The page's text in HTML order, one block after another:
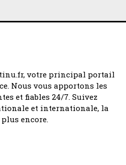
votre principal portail
Nous vous apportons les
et fiables 24/7. Suivez
et internationale, la
encore.